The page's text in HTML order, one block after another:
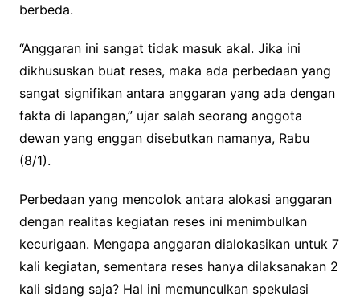
berbeda.
“Anggaran ini sangat tidak masuk akal. Jika ini
dikhususkan buat reses, maka ada perbedaan yang
sangat signifikan antara anggaran yang ada dengan
fakta di lapangan,” ujar salah seorang anggota
dewan yang enggan disebutkan namanya, Rabu
(8/1).
Perbedaan yang mencolok antara alokasi anggaran
dengan realitas kegiatan reses ini menimbulkan
kecurigaan. Mengapa anggaran dialokasikan untuk 7
kali kegiatan, sementara reses hanya dilaksanakan 2
kali sidang saja? Hal ini memunculkan spekulasi